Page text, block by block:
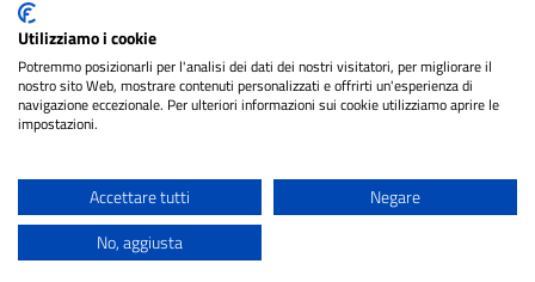
Attuazione Misure PNRR
Piano di miglioramento del sito
Note legali
Accessibilità
cura diNET SMART
Utilizziamo i cookie
Potremmo posizionarli per l'analisi dei dati dei nostri visitatori, per migliorare il
nostro sito Web, mostrare contenuti personalizzati e offrirti un'esperienza di
navigazione eccezionale. Per ulteriori informazioni sui cookie utilizziamo aprire le
impostazioni.
Accettare tutti
Negare
No, aggiusta